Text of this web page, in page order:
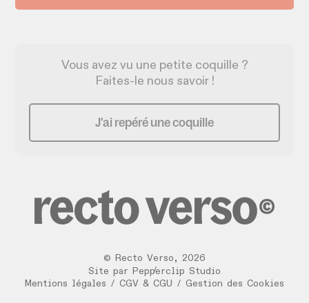
Vous avez vu une petite coquille ?
Faites-le nous savoir !
J'ai repéré une coquille
© Recto Verso , 2026
/
Site par
Pepperclip Studio
Mentions légales / CGV & CGU / Gestion des Cookies